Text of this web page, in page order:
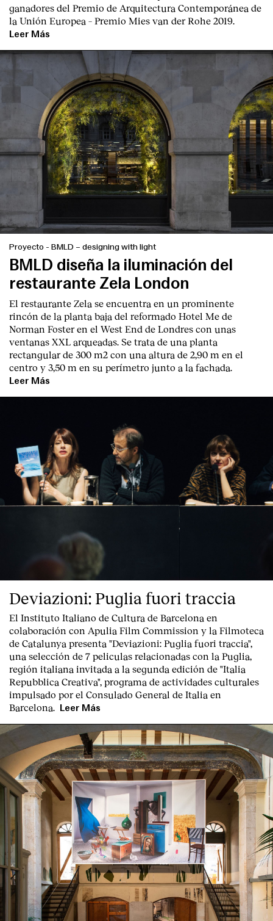
ganadores del Premio de Arquitectura Contemporánea de
la Unión Europea – Premio Mies van der Rohe 2019.
Leer Más
Proyecto - BMLD – designing with light
BMLD diseña la iluminación del
restaurante Zela London
El restaurante Zela se encuentra en un prominente
rincón de la planta baja del reformado Hotel Me de
Norman Foster en el West End de Londres con unas
ventanas XXL arqueadas. Se trata de una planta
rectangular de 300 m2 con una altura de 2,90 m en el
centro y 3,50 m en su perímetro junto a la fachada.
Leer Más
Deviazioni: Puglia fuori traccia
El Instituto Italiano de Cultura de Barcelona en
colaboración con Apulia Film Commission y la Filmoteca
de Catalunya presenta "Deviazioni: Puglia fuori traccia",
una selección de 7 peliculas relacionadas con la Puglia
región italiana invitada a la segunda edición de "Italia
Repubblica Creativa", programa de actividades culturales
impulsado por el Consulado General de Italia en
Barcelona.
Leer Más